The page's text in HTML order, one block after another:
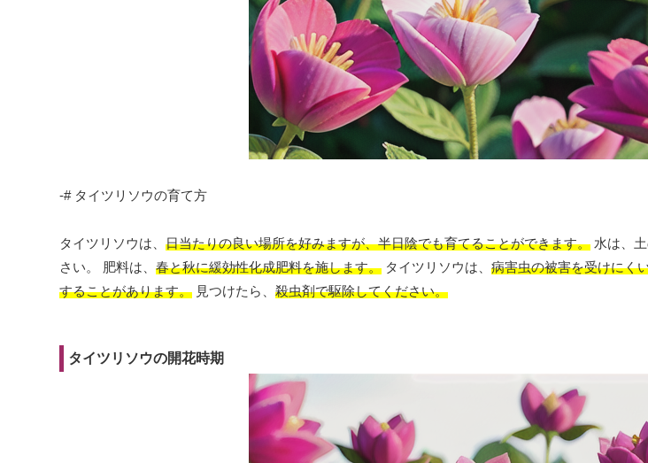
-# タイツリソウの育て方
タイツリソウは、 日当たりの良い場所を好みますが、半日陰でも育てることができます。 水は、
さい。 肥料は、 春と秋に緩効性化成肥料を施します。 タイツリソウは、 病害虫の被害を受けにく
することがあります。 見つけたら、 殺虫剤で駆除してください。
タイツリソウの開花時期